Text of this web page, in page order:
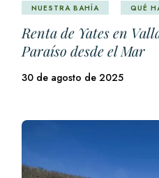
NUESTRA BAHÍA QUÉ
Renta de Yates en
Paraíso desde el Mar
30 de agosto de 2025